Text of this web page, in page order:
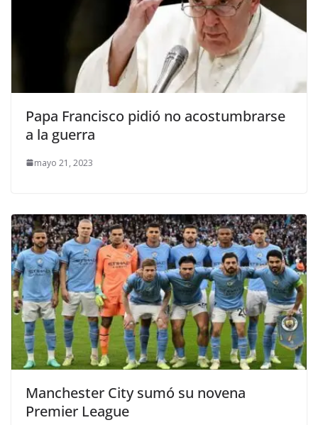
Papa Francisco pidió no acostumbrarse
a la guerra
mayo 21, 2023
Manchester City sumó su novena
Premier League